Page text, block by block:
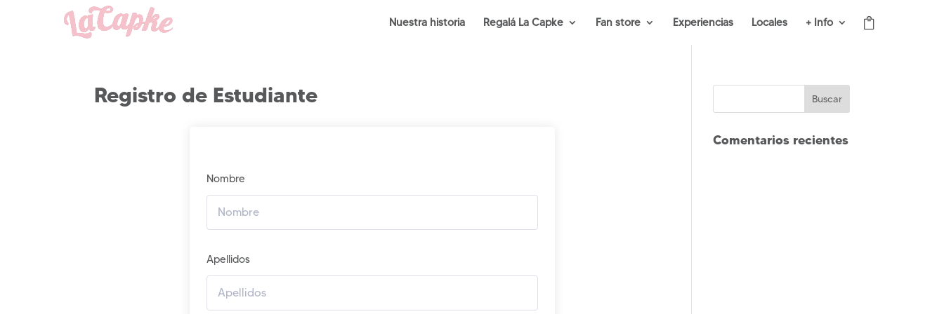
Nuestra historia Regalá La Capke Fan store Experiencias Locales + Info
Registro de Estudiante
Nombre
Apellidos
Comentarios recientes